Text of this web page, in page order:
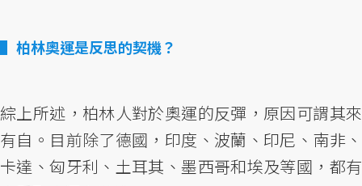
柏林奧運是反思的契機？
綜上所述，柏林人對於奧運的反彈，原因可謂其來
有自。目前除了德國，印度、波蘭、印尼、南非、
卡達、匈牙利、土耳其、墨西哥和埃及等國，都有